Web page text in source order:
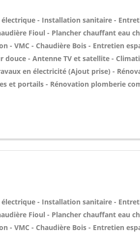
- Installation sanitaire -
Fioul - Plancher chauffant eau
- VMC - Chaudière Bois - Entretien
douce - Antenne TV et satellite -
en électricité (Ajout prise) -
et portails - Rénovation plomberie
- Installation sanitaire -
Fioul - Plancher chauffant eau
- VMC - Chaudière Bois - Entretien